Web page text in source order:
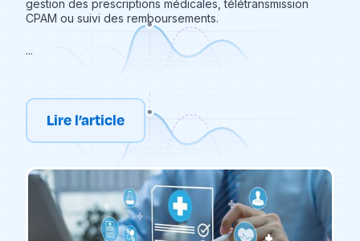
gestion des prescriptions médicales, télétransmission
CPAM ou suivi des remboursements.
...
Lire l’article